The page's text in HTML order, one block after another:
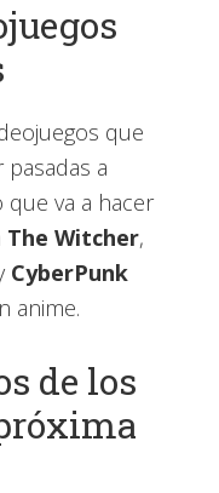
que
a
que va a hacer
The Witcher​,
CyberPunk​
anime.
de los